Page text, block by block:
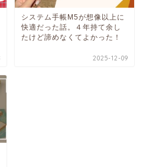
システム手帳M5が想像以上に
快適だった話。４年持て余し
たけど諦めなくてよかった！
2025-12-09